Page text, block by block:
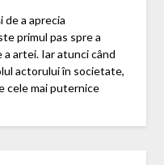
a aprecia
primul pas spre a
artei. Iar atunci când
actorului în societate,
cele mai puternice